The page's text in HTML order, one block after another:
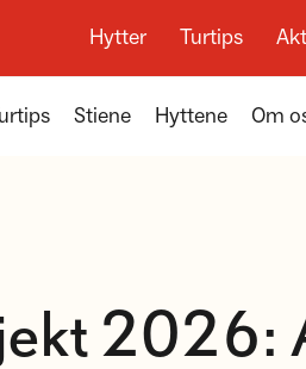
Hytter Turtips
Stiene Hyttene Om
2026: